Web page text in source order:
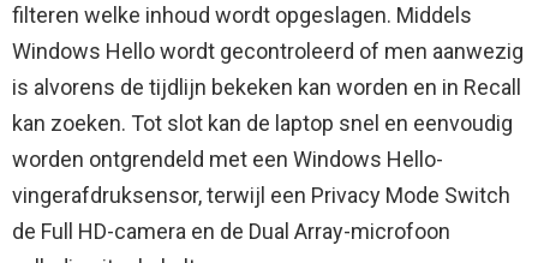
filteren welke inhoud wordt opgeslagen. Middels
Windows Hello wordt gecontroleerd of men aanwezig
is alvorens de tijdlijn bekeken kan worden en in Recall
kan zoeken. Tot slot kan de laptop snel en eenvoudig
worden ontgrendeld met een Windows Hello-
vingerafdruksensor, terwijl een Privacy Mode Switch
de Full HD-camera en de Dual Array-microfoon